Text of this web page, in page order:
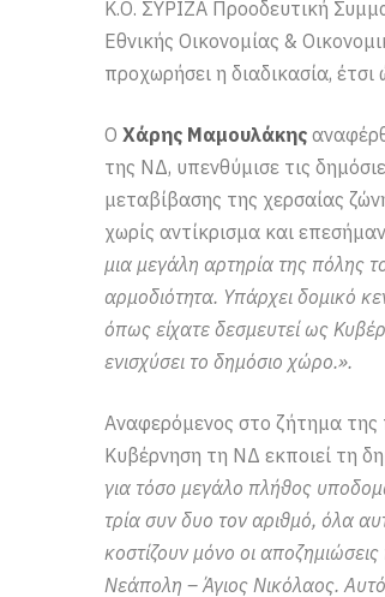
Κ.Ο. ΣΥΡΙΖΑ Προοδευτική
Εθνικής Οικονομίας &
προχωρήσει η διαδικασία,
Ο Χάρης Μαμουλάκης
της ΝΔ, υπενθύμισε τις
μεταβίβασης της χερσαίας
χωρίς αντίκρισμα και
μια μεγάλη αρτηρία της πόλης
αρμοδιότητα. Υπάρχει δομικό
όπως είχατε δεσμευτεί ως
ενισχύσει το δημόσιο χώρο.».
Αναφερόμενος στο ζήτημα της
Κυβέρνηση τη ΝΔ εκποιεί τη
για τόσο μεγάλο πλήθος
τρία συν δυο τον αριθμό, όλα
κοστίζουν μόνο οι
Νεάπολη – Άγιος Νικόλαος.